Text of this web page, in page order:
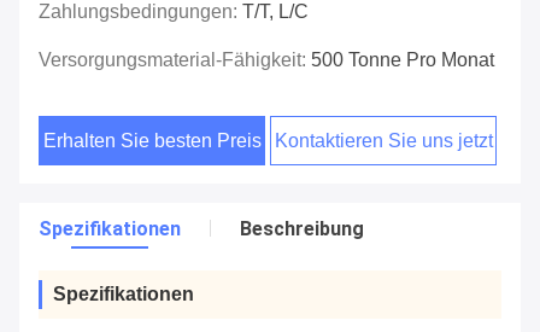
Zahlungsbedingungen: T/T, L/C
Versorgungsmaterial-Fähigkeit: 500 Tonne Pro Monat
Erhalten Sie besten Preis Kontaktieren Sie uns jetzt
Spezifikationen Beschreibung
Spezifikationen